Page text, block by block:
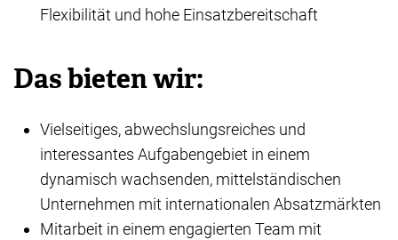
Flexibilität und hohe Einsatzbereitschaft
Das bieten wir:
Vielseitiges, abwechslungsreiches und
interessantes Aufgabengebiet in einem
dynamisch wachsenden, mittelständischen
Unternehmen mit internationalen Absatzmärkten
Mitarbeit in einem engagierten Team mit